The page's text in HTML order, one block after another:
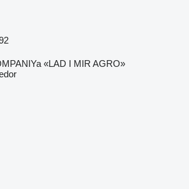
«LAD I MIR AGRO»